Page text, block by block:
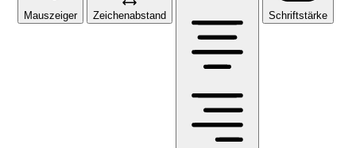
Mauszeiger Zeichenabstand Schriftstärke